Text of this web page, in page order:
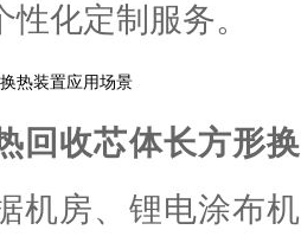
性化定制服务。
热装置应用场景
回收芯体长方形
机房、锂电涂布